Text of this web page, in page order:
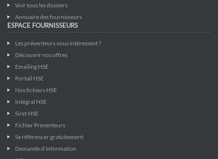
Voir tous les dossiers
Annuaire des fournisseurs
ESPACE FOURNISSEURS
Les préventeurs vous intéressent ?
Découvrir nos offres
Emailing HSE
Portail HSE
Nos fichiers HSE
Intégral HSE
Siret HSE
Fichier Preventeurs
Se référencer gratuitement
Demande d'information